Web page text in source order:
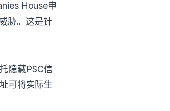
House申
胁。这是针
隐藏PSC信
可将实际生